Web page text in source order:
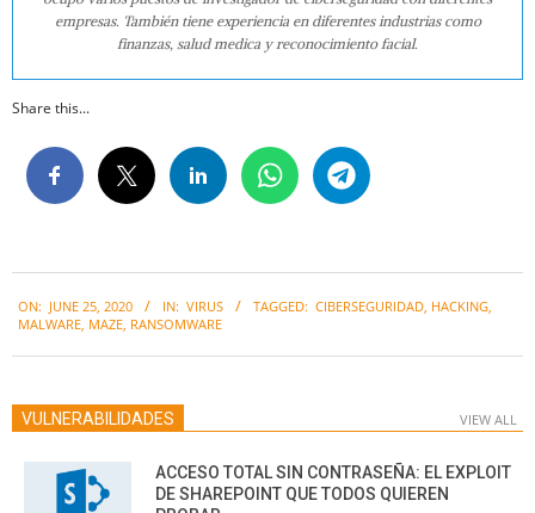
empresas. También tiene experiencia en diferentes industrias como
finanzas, salud medica y reconocimiento facial.
Share this...
06-
ON: JUNE 25, 2020 IN: VIRUS TAGGED: CIBERSEGURIDAD HACKING
MALWARE MAZE RANSOMWARE
VULNERABILIDADES VIEW ALL
ACCESO TOTAL SIN CONTRASEÑA: EL EXPLOIT
DE SHAREPOINT QUE TODOS QUIEREN